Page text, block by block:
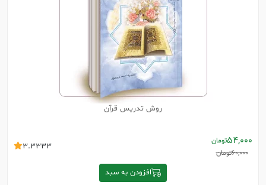
روش تدریس قرآن
54,000تومان
60,000تومان
3.3333
افزودن به سبد